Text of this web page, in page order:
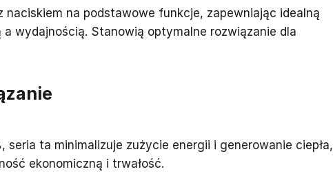
naciskiem na podstawowe funkcje, zapewniając idealną
a wydajnością. Stanowią optymalne rozwiązanie dla
seria ta minimalizuje zużycie energii i generowanie ciepła,
ekonomiczną i trwałość.